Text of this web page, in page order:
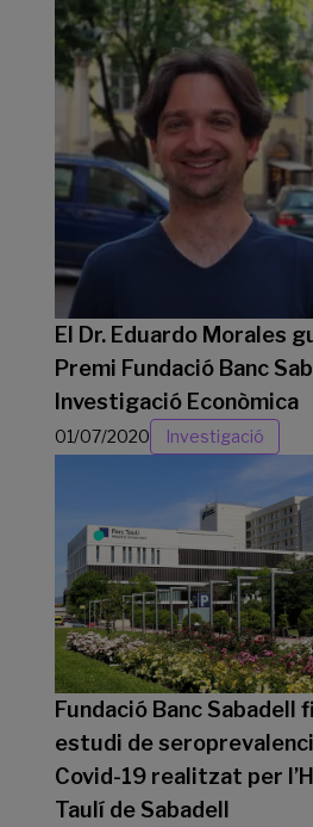
El Dr. Eduardo Morales
Premi Fundació Banc
Investigació Econòmica
01/07/2020 Investigació
Fundació Banc Sabadell
estudi de
Covid-19 realitzat per
Taulí de Sabadell